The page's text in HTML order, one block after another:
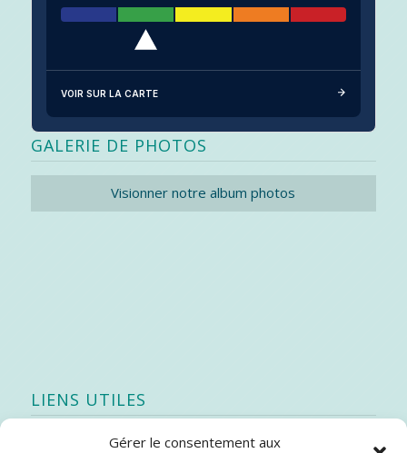
Gérer le consentement aux
VOIR SUR LA CARTE
GALERIE DE PHOTOS
Visionner notre album photos
LIENS UTILES
Quoi de neuf